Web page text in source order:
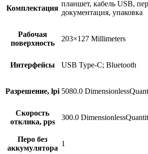
Комплектация
планшет, кабель USB,
документация, упаковка
Рабочая
поверхность
203×127 Millimeters
Интерфейсы USB Type-C; Bluetooth
Разрешение, lpi 5080.0
Скорость
отклика, pps
300.0
Перо без
аккумулятора
1